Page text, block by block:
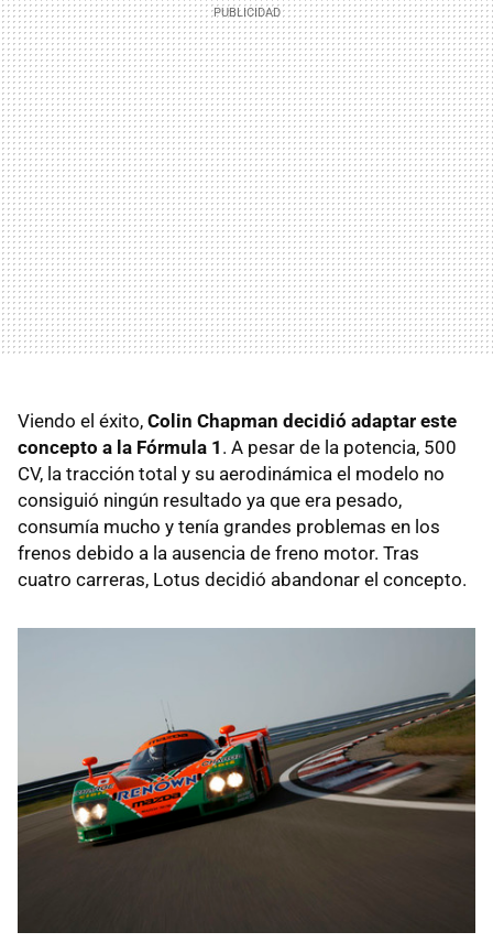
Viendo el éxito, Colin Chapman decidió adaptar este
concepto a la Fórmula 1 . A pesar de la potencia, 500
CV, la tracción total y su aerodinámica el modelo no
consiguió ningún resultado ya que era pesado,
consumía mucho y tenía grandes problemas en los
frenos debido a la ausencia de freno motor. Tras
cuatro carreras, Lotus decidió abandonar el concepto.